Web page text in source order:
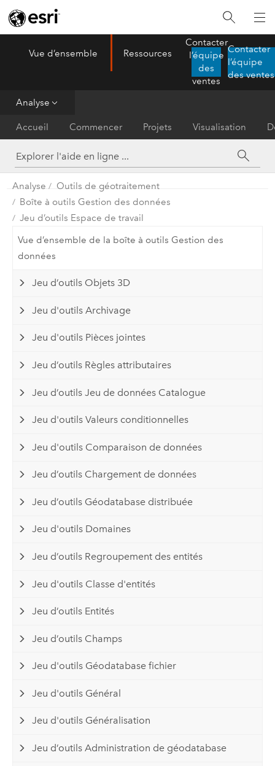
ArcGIS AllSource
Vue d’ensemble Ressources
Contacter
l’équipe
des
ventes
Contacter
l’équipe
des ventes
Analyse
Accueil Commencer Projets Visualisation
Analyse
Outils de géotraitement
Boîte à outils Gestion des données
Jeu d’outils Espace de travail
Vue d’ensemble de la boîte à outils Gestion des
données
Jeu d’outils Objets 3D
Jeu d'outils Archivage
Jeu d'outils Pièces jointes
Jeu d’outils Règles attributaires
Jeu d’outils Jeu de données Catalogue
Jeu d'outils Valeurs conditionnelles
Jeu d'outils Comparaison de données
Jeu d’outils Chargement de données
Jeu d’outils Géodatabase distribuée
Jeu d'outils Domaines
Jeu d’outils Regroupement des entités
Jeu d'outils Classe d'entités
Jeu d’outils Entités
Jeu d’outils Champs
Jeu d'outils Géodatabase fichier
Jeu d'outils Général
Jeu d'outils Généralisation
Jeu d’outils Administration de géodatabase